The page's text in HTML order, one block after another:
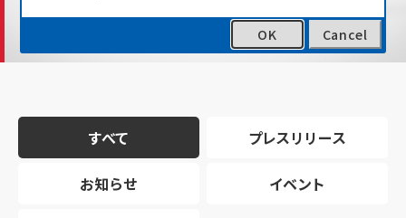
すべて プレスリリース
お知らせ イベント
OK Cancel